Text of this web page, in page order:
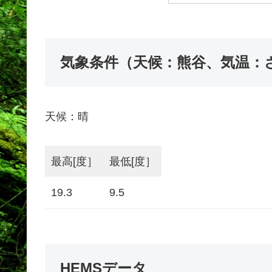
気象条件（天候：熊谷、気温：
天候：晴
最高[度］ 最低[度］
19.3 9.5
HEMSデータ